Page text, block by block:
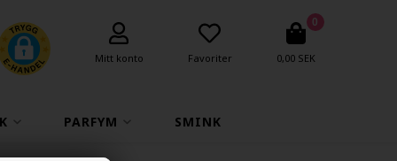
Mitt konto Favoriter
0
0,00 SEK
PARFYM SMINK